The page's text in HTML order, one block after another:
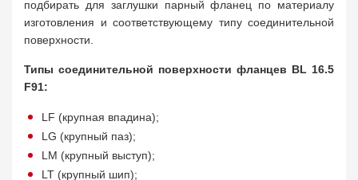
подбирать для заглушки парный фланец по материалу
изготовления и соответствующему типу соединительной
поверхности.
Типы соединительной поверхности фланцев BL 16.5
F91:
LF (крупная впадина);
LG (крупный паз);
LM (крупный выступ);
LT (крупный шип);